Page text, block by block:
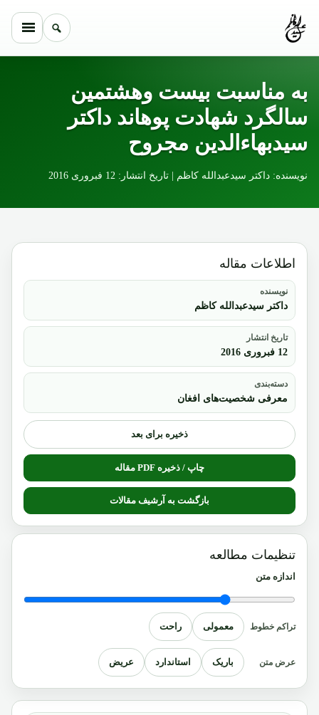
به مناسبت بیست وهشتمین
سالگرد شهادت پوهاند داکتر
سیدبهاءالدین مجروح
نویسنده: داکتر سیدعبدالله کاظم | تاریخ انتشار: 12 فبروری 2016
اطلاعات مقاله
نویسنده
داکتر سیدعبدالله کاظم
تاریخ انتشار
12 فبروری 2016
دسته‌بندی
معرفی شخصیت‌های افغان
ذخیره برای بعد
چاپ / ذخیره PDF مقاله
بازگشت به آرشیف مقالات
تنظیمات مطالعه
اندازه متن
تراکم خطوط معمولی راحت
عرض متن باریک استاندارد عریض